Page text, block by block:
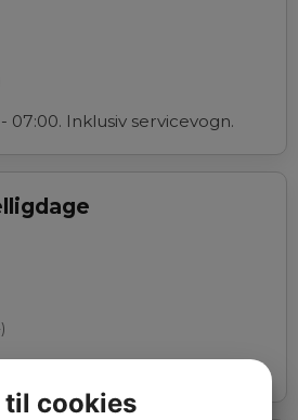
07:00. Inklusiv servicevogn.
og på helligdage.
til cookies